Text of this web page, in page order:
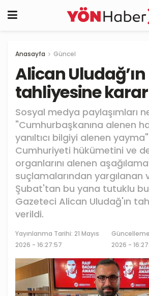
Anasayfa Güncel
Alican Uludağ’ın
tahliyesine
Sosyal medya paylaşımları
"Cumhurbaşkanına alenen
yanıltıcı bilgiyi alenen
Cumhuriyeti hükümetini ve
organlarını alenen
suçlamalarından yargılanan
Şubat'tan bu yana tutuklu
Gazeteci Alican Uludağ'ın
verildi.
Yayınlanma Tarihi: 21 Mayıs
2026 - 16:27:57
Güncelleme
2026 -